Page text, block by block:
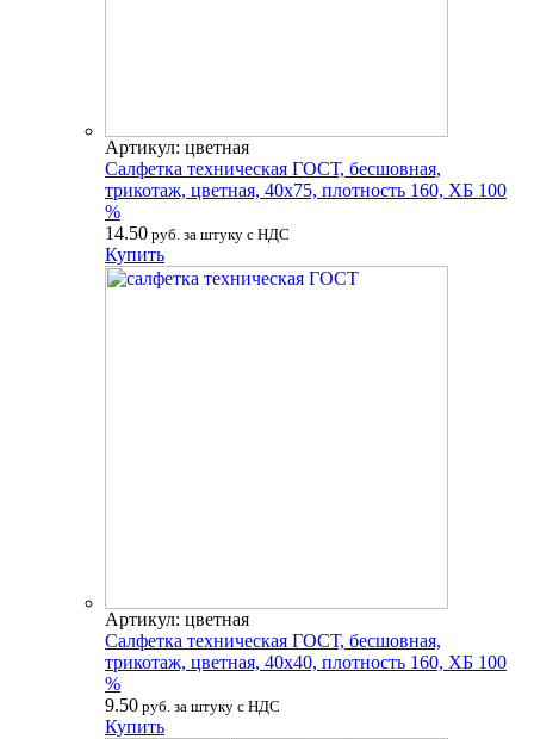
Артикул: цветная
Салфетка техническая ГОСТ, бесшовная,
трикотаж, цветная, 40х75, плотность 160, ХБ 100
%
14.50 руб. за штуку с НДС
Купить
Артикул: цветная
Салфетка техническая ГОСТ, бесшовная,
трикотаж, цветная, 40х40, плотность 160, ХБ 100
%
9.50 руб. за штуку с НДС
Купить